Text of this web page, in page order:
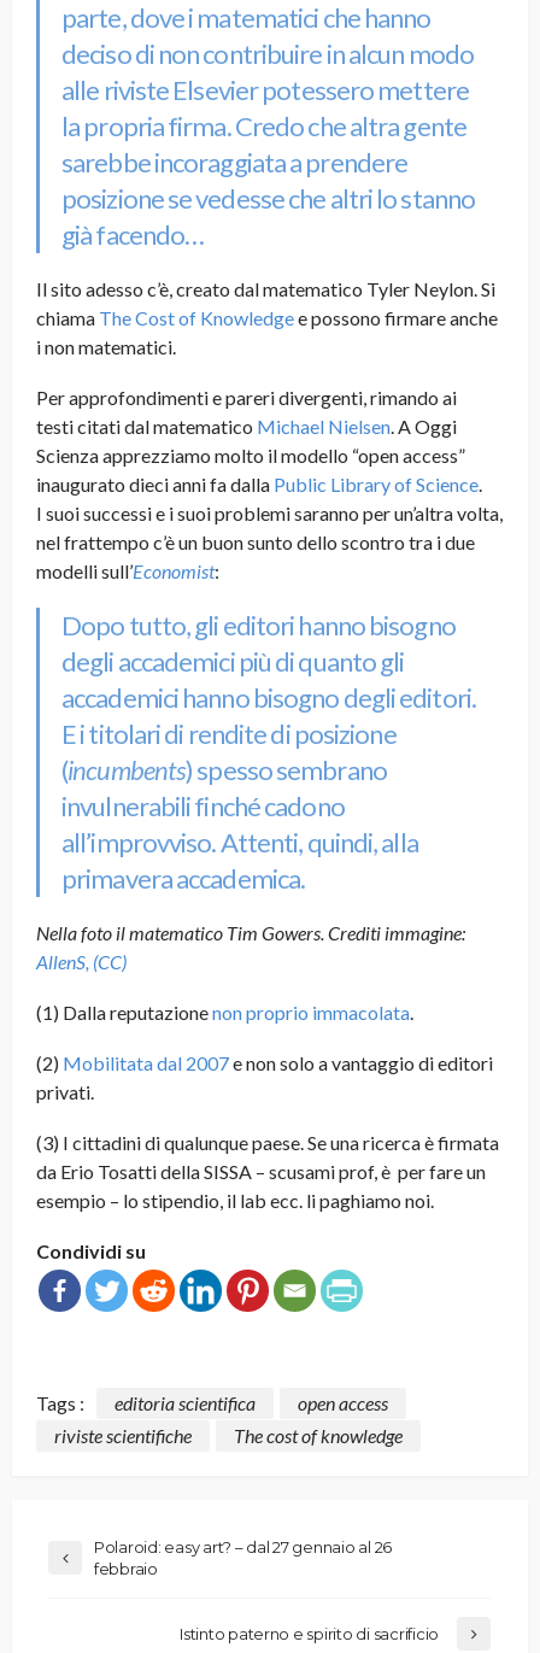
parte, dove i matematici che hanno
deciso di non contribuire in alcun modo
alle riviste Elsevier potessero mettere
la propria firma. Credo che altra gente
sarebbe incoraggiata a prendere
posizione se vedesse che altri lo stanno
già facendo…
Il sito adesso c’è, creato dal matematico Tyler Neylon. Si
chiama The Cost of Knowledgee possono firmare anche
i non matematici.
Per approfondimenti e pareri divergenti, rimando ai
testi citati dal matematico Michael Nielsen. A Oggi
Scienza apprezziamo molto il modello “open access”
inaugurato dieci anni fa dalla Public Library of Science.
I suoi successi e i suoi problemi saranno per un’altra volta,
nel frattempo c’è un buon sunto dello scontro tra i due
modelli sull’Economist:
Dopo tutto, gli editori hanno bisogno
degli accademici più di quanto gli
accademici hanno bisogno degli editori.
E i titolari di rendite di posizione
(incumbents) spesso sembrano
invulnerabili finché cadono
all’improvviso. Attenti, quindi, alla
primavera accademica.
Nella foto il matematico Tim Gowers. Crediti immagine:
AllenS, (CC)
(1) Dalla reputazionenon proprio immacolata.
(2) Mobilitata dal 2007e non solo a vantaggio di editori
privati.
(3) I cittadini di qualunque paese. Se una ricerca è firmata
da Erio Tosatti della SISSA – scusami prof, è per fare un
esempio – lo stipendio, il lab ecc. li paghiamo noi.
Condividi su
Tags : editoria scientifica
open access
riviste scientifiche
The cost of knowledge
Polaroid: easy art? – dal 27 gennaio al 26
febbraio
Istinto paterno e spirito di sacrificio